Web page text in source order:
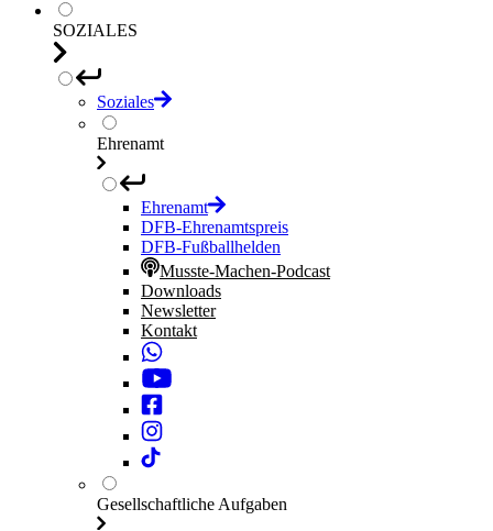
SOZIALES
Soziales
Ehrenamt
Ehrenamt
DFB-Ehrenamtspreis
DFB-Fußballhelden
Musste-Machen-Podcast
Downloads
Newsletter
Kontakt
Gesellschaftliche Aufgaben